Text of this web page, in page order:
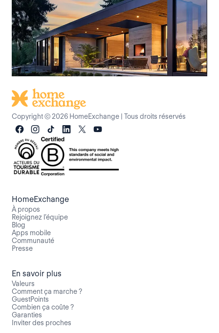
Copyright © 2026 HomeExchange Tous droits réservés
HomeExchange
À propos
Rejoignez l’équipe
Blog
Apps mobile
Communauté
Presse
En savoir plus
Valeurs
Comment ça marche ?
GuestPoints
Combien ça coûte ?
Garanties
Inviter des proches